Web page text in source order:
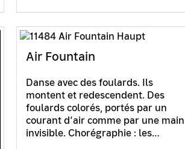
Air Fountain
Danse avec des foulards. Ils
montent et redescendent. Des
foulards colorés, portés par un
courant d’air comme par une main
invisible. Chorégraphie : les…